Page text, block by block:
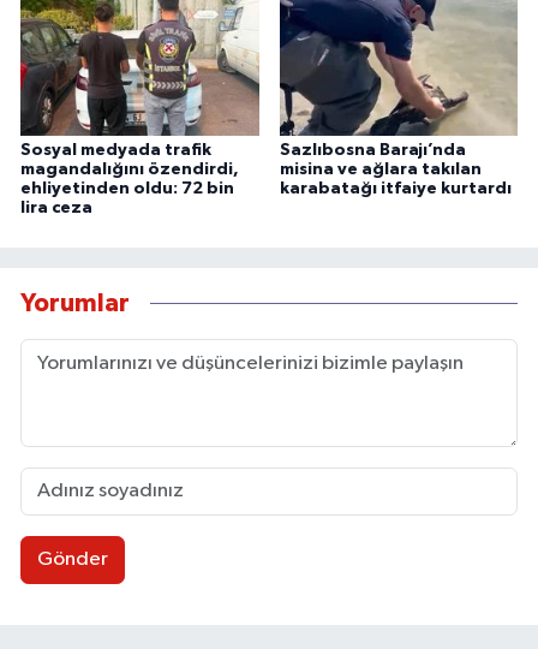
Sosyal medyada trafik
magandalığını özendirdi,
ehliyetinden oldu: 72 bin
lira ceza
Sazlıbosna Barajı’nda
misina ve ağlara takılan
karabatağı itfaiye kurtardı
Yorumlar
Gönder